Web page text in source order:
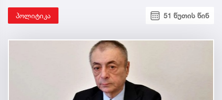
პოლიტიკა 51 წუთის წინ